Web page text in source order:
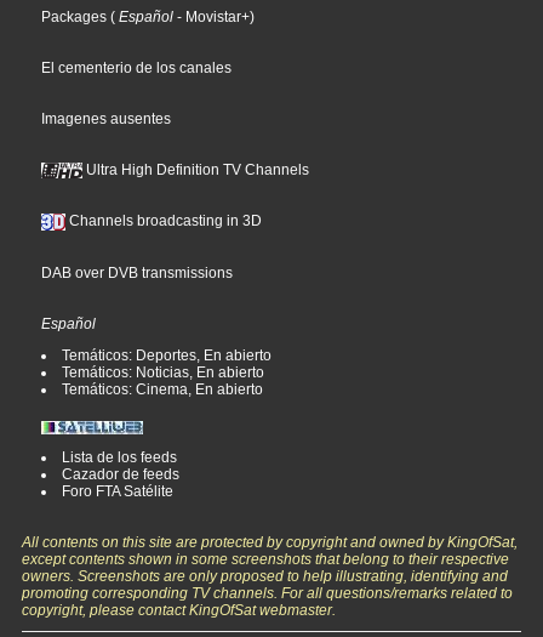
Packages ( Español - Movistar+)
El cementerio de los canales
Imagenes ausentes
Ultra High Definition TV Channels
Channels broadcasting in 3D
DAB over DVB transmissions
Español
Temáticos: Deportes, En abierto
Temáticos: Noticias, En abierto
Temáticos: Cinema, En abierto
Lista de los feeds
Cazador de feeds
Foro FTA Satélite
All contents on this site are protected by copyright and owned by KingOfSat,
except contents shown in some screenshots that belong to their respective
owners. Screenshots are only proposed to help illustrating, identifying and
promoting corresponding TV channels. For all questions/remarks related to
copyright, please contact KingOfSat webmaster.